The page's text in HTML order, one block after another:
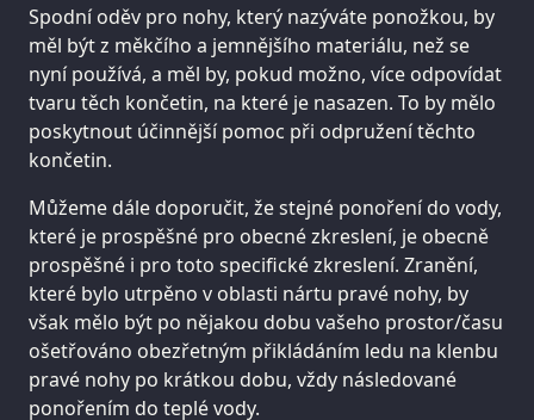
Spodní oděv pro nohy, který nazýváte ponožkou, by
měl být z měkčího a jemnějšího materiálu, než se
nyní používá, a měl by, pokud možno, více odpovídat
tvaru těch končetin, na které je nasazen. To by mělo
poskytnout účinnější pomoc při odpružení těchto
končetin.
Můžeme dále doporučit, že stejné ponoření do vody,
které je prospěšné pro obecné zkreslení, je obecně
prospěšné i pro toto specifické zkreslení. Zranění,
které bylo utrpěno v oblasti nártu pravé nohy, by
však mělo být po nějakou dobu vašeho prostor/času
ošetřováno obezřetným přikládáním ledu na klenbu
pravé nohy po krátkou dobu, vždy následované
ponořením do teplé vody.